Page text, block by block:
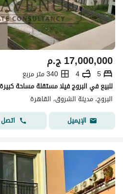
ج.م17,000,000
5
4
340 متر مربع
البروج، مدينة الشروق، القاهرة
الإيميل
اتصل